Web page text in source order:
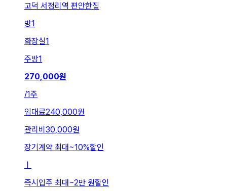
고덕 서정리역 편안한집
방1
화장실1
주방1
270,000원
/1주
임대료240,000원
관리비 30,000원
장기계약 최대~10%할인
ㅣ
즉시입주 최대~2만 원할인